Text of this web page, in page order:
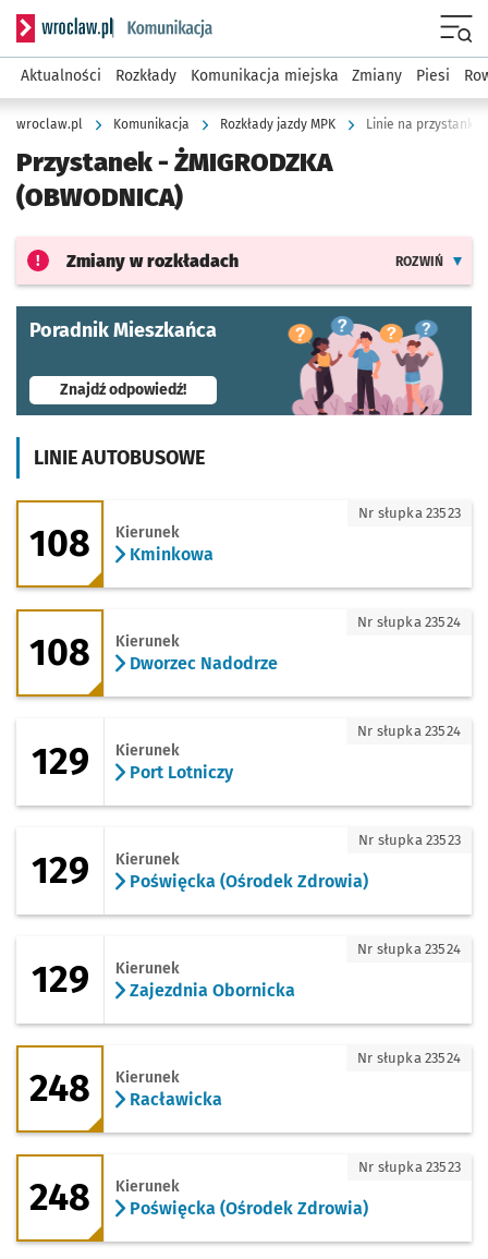
Serwis informacyjny wroclaw.pl podserwis: Komunikacja
Aktualności Rozkłady Komunikacja miejska Zmiany Piesi
wroclaw.pl Komunikacja Rozkłady jazdy MPK Linie na przystanku
Przystanek - ŻMIGRODZKA
(OBWODNICA)
Zmiany w rozkładach ROZWIŃ
Poradnik Mieszkańca
Znajdź odpowiedź!- otworzy się w nowej karcie
LINIE AUTOBUSOWE
108 - kierunek Kminkowa
108 Kierunek
Kminkowa
Nr słupka 23523
108 - kierunek Dworzec Nadodrze
108 Kierunek
Dworzec Nadodrze
Nr słupka 23524
129 Kierunek
Port Lotniczy
Nr słupka 23524
129 - kierunek Poświęcka (Ośrodek
129 Kierunek
Poświęcka (Ośrodek Zdrowia)
Nr słupka 23523
129 - kierunek Zajezdnia Obornicka
129 Kierunek
Zajezdnia Obornicka
Nr słupka 23524
248 - kierunek Racławicka
248 Kierunek
Racławicka
Nr słupka 23524
248 - kierunek Poświęcka (Ośrodek
248 Kierunek
Poświęcka (Ośrodek Zdrowia)
Nr słupka 23523